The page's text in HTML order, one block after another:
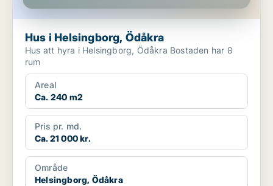
Hus i Helsingborg, Ödåkra
Hus att hyra i Helsingborg, Ödåkra Bostaden har 8
rum
Areal
Ca. 240 m2
Pris pr. md.
Ca. 21 000 kr.
Område
Helsingborg, Ödåkra